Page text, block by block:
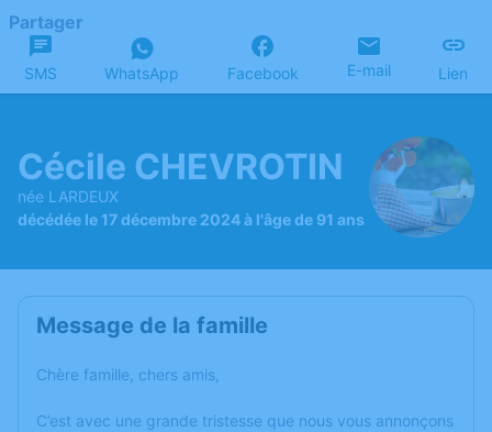
Partager
SMS WhatsApp Facebook E-mail Lien
Cécile CHEVROTIN
née LARDEUX
décédée le 17 décembre 2024 à l'âge de 91 ans
Message de la famille
Chère famille, chers amis,
C’est avec une grande tristesse que nous vous annonçons